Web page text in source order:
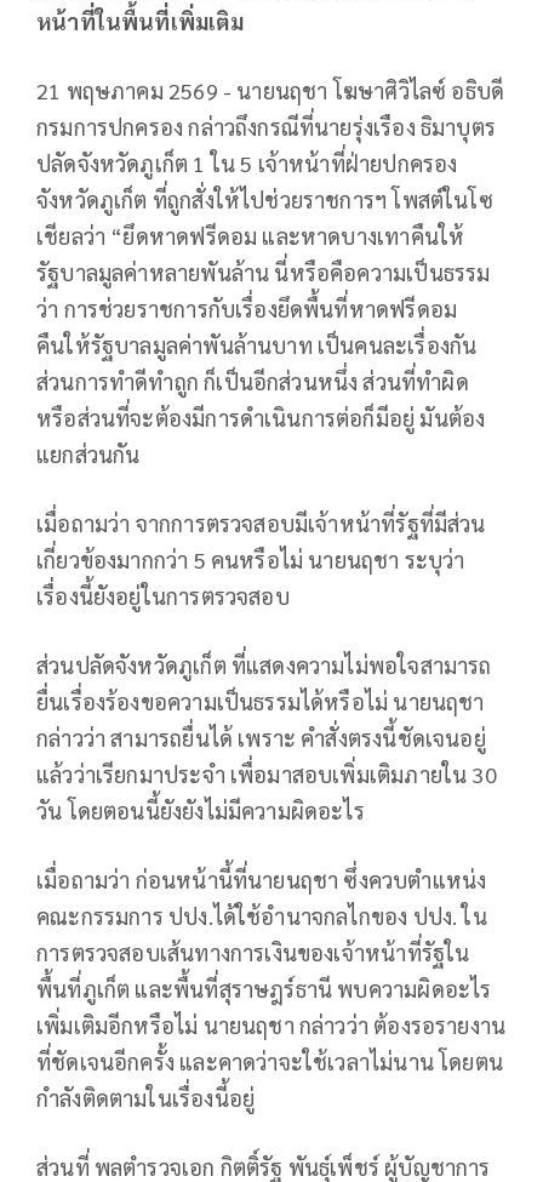
หน้าที่ในพื้นที่เพิ่มเติม
21 พฤษภาคม 2569 - นายนฤชา โฆษาศิวิไลซ์ อธิบดี
กรมการปกครอง กล่าวถึงกรณีที่นายรุ่งเรือง ธิมาบุตร
ปลัดจังหวัดภูเก็ต 1 ใน 5 เจ้าหน้าที่ฝ่ายปกครอง
จังหวัดภูเก็ต ที่ถูกสั่งให้ไปช่วยราชการฯ โพสต์ในโซ
เชียลว่า “ยึดหาดฟรีดอม และหาดบางเทาคืนให้
รัฐบาลมูลค่าหลายพันล้าน นี่หรือคือความเป็นธรรม
ว่า การช่วยราชการกับเรื่องยึดพื้นที่หาดฟรีดอม
คืนให้รัฐบาลมูลค่าพันล้านบาท เป็นคนละเรื่องกัน
ส่วนการทำดีทำถูก ก็เป็นอีกส่วนหนึ่ง ส่วนที่ทำผิด
หรือส่วนที่จะต้องมีการดำเนินการต่อก็มีอยู่ มันต้อง
แยกส่วนกัน
เมื่อถามว่า จากการตรวจสอบมีเจ้าหน้าที่รัฐที่มีส่วน
เกี่ยวข้องมากกว่า 5 คนหรือไม่ นายนฤชา ระบุว่า
เรื่องนี้ยังอยู่ในการตรวจสอบ
ส่วนปลัดจังหวัดภูเก็ต ที่แสดงความไม่พอใจสามารถ
ยื่นเรื่องร้องขอความเป็นธรรมได้หรือไม่ นายนฤชา
กล่าวว่า สามารถยื่นได้ เพราะ คำสั่งตรงนี้ชัดเจนอยู่
แล้วว่าเรียกมาประจำ เพื่อมาสอบเพิ่มเติมภายใน 30
วัน โดยตอนนี้ยังยังไม่มีความผิดอะไร
เมื่อถามว่า ก่อนหน้านี้ที่นายนฤชา ซึ่งควบตำแหน่ง
คณะกรรมการ ปปง.ได้ใช้อำนาจกลไกของ ปปง. ใน
การตรวจสอบเส้นทางการเงินของเจ้าหน้าที่รัฐใน
พื้นที่ภูเก็ต และพื้นที่สุราษฎร์ธานี พบความผิดอะไร
เพิ่มเติมอีกหรือไม่ นายนฤชา กล่าวว่า ต้องรอรายงาน
ที่ชัดเจนอีกครั้ง และคาดว่าจะใช้เวลาไม่นาน โดยตน
กำลังติดตามในเรื่องนี้อยู่
ส่วนที่ พลตำรวจเอก กิตติ์รัฐ พันธุ์เพ็ชร์ ผู้บัญชาการ